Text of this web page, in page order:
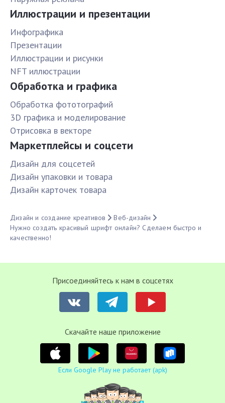
Иллюстрации и презентации
Инфографика
Презентации
Иллюстрации и рисунки
NFT иллюстрации
Обработка и графика
Обработка фототографий
3D графика и моделирование
Отрисовка в векторе
Маркетплейсы и соцсети
Дизайн для соцсетей
Дизайн упаковки и товара
Дизайн карточек товара
Дизайн и создание креативов
Веб-дизайн
Нужно создать красивый шрифт онлайн? Сделаем быстро и
качественно!
Присоединяйтесь к нам в соцсетях
Cкачайте наше приложение
Если Google Play не работает (apk)